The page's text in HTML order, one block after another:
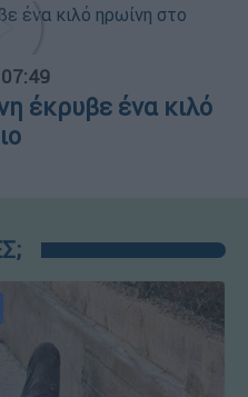
έκρυβε ένα κιλό